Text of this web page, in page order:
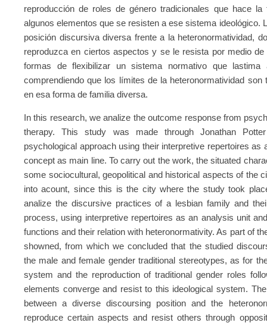
reproducción de roles de género tradicionales que hace la
algunos elementos que se resisten a ese sistema ideológico.
posición discursiva diversa frente a la heteronormatividad,
reproduzca en ciertos aspectos y se le resista por medio
formas de flexibilizar un sistema normativo que
comprendiendo que los límites de la heteronormatividad
en esa forma de familia diversa.
In this research, we analize the outcome response from
therapy. This study was made through Jonathan
psychological approach using their interpretive repertoires as
concept as main line. To carry out the work, the situated
some sociocultural, geopolitical and historical aspects of the
into acount, since this is the city where the study took
analize the discursive practices of a lesbian family and
process, using interpretive repertoires as an analysis unit
functions and their relation with heteronormativity. As part of
showned, from which we concluded that the studied
the male and female gender traditional stereotypes, as for
system and the reproduction of traditional gender roles
elements converge and resist to this ideological system.
between a diverse discoursing position and the
reproduce certain aspects and resist others through